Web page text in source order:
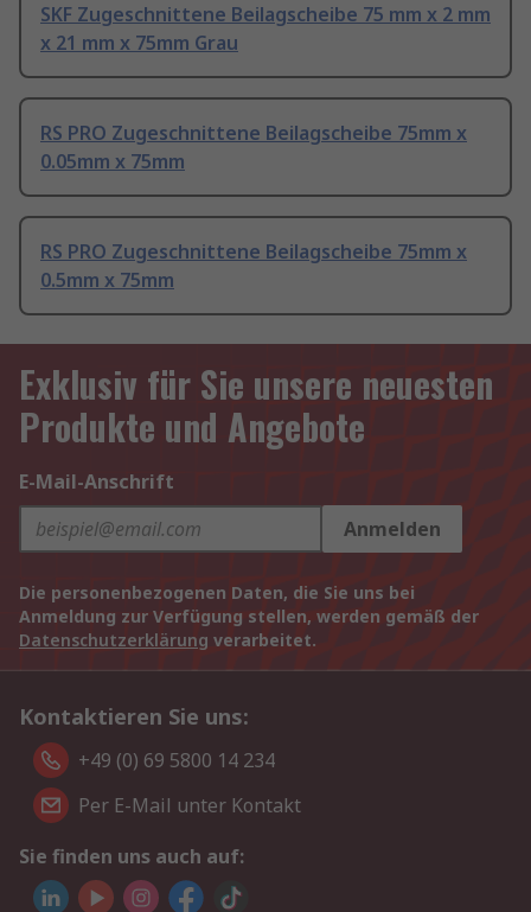
SKF Zugeschnittene Beilagscheibe 75 mm x 2 mm
x 21 mm x 75mm Grau
RS PRO Zugeschnittene Beilagscheibe 75mm x
0.05mm x 75mm
RS PRO Zugeschnittene Beilagscheibe 75mm x
0.5mm x 75mm
Exklusiv für Sie unsere neuesten
Produkte und Angebote
E-Mail-Anschrift
Anmelden
Die personenbezogenen Daten, die Sie uns bei
Anmeldung zur Verfügung stellen, werden gemäß der
Datenschutzerklärung verarbeitet.
Kontaktieren Sie uns:
+49 (0) 69 5800 14 234
Per E-Mail unter Kontakt
Sie finden uns auch auf: